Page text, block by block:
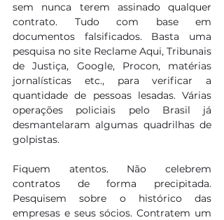
sem nunca terem assinado qualquer
contrato. Tudo com base em
documentos falsificados. Basta uma
pesquisa no site Reclame Aqui, Tribunais
de Justiça, Google, Procon, matérias
jornalísticas etc., para verificar a
quantidade de pessoas lesadas. Várias
operações policiais pelo Brasil já
desmantelaram algumas quadrilhas de
golpistas.
Fiquem atentos. Não celebrem
contratos de forma precipitada.
Pesquisem sobre o histórico das
empresas e seus sócios. Contratem um